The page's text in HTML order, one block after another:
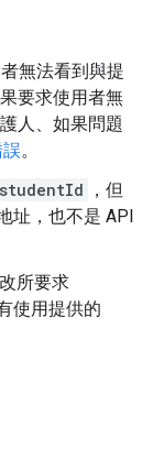
無法看到與提
要求使用者無
人、如果問題
。
studentId
，但
址，也不是 API
所要求
使用提供的